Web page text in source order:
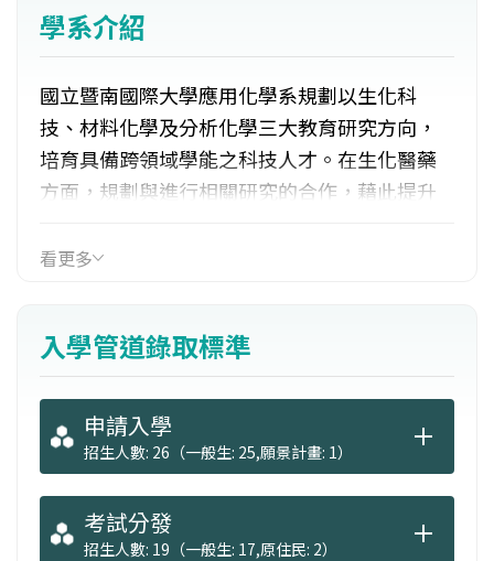
學系介紹
國立暨南國際大學應用化學系規劃以生化科
技、材料化學及分析化學三大教育研究方向，
培育具備跨領域學能之科技人才。在生化醫藥
方面，規劃與進行相關研究的合作，藉此提升
料化學方面，持續經營與工業界密切的合作發
技術、光電材料分析、紫質材料分析，以及各
種儀器分析技術的開發與應用。
看更多
入學管道錄取標準
申請入學
招生人數: 26（一般生: 25,願景計畫: 1）
考試分發
招生人數: 19（一般生: 17,原住民: 2）